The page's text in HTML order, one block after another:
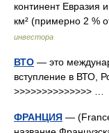
континент
км² (примерно 2
инвестора
ВТО — это
вступление в ВТО,
>>>>>>>>>>>>>> …
ФРАНЦИЯ —